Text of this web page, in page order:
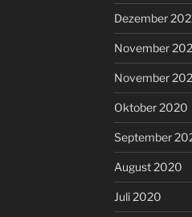
Dezember
November
November
Oktober 2020
September
August 2020
Juli 2020